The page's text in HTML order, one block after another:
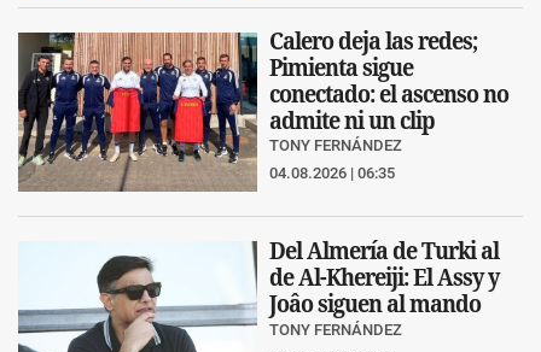
Calero deja las redes;
Pimienta sigue
conectado: el ascenso no
admite ni un clip
TONY FERNÁNDEZ
04.08.2026 | 06:35
Del Almería de Turki al
de Al-Khereiji: El Assy y
Joâo siguen al mando
TONY FERNÁNDEZ